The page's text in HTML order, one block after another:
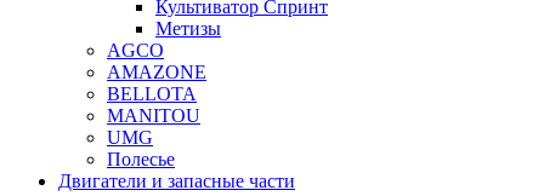
Культиватор Спринт
Метизы
AGCO
AMAZONE
BELLOTA
MANITOU
UMG
Полесье
Двигатели и запасные части